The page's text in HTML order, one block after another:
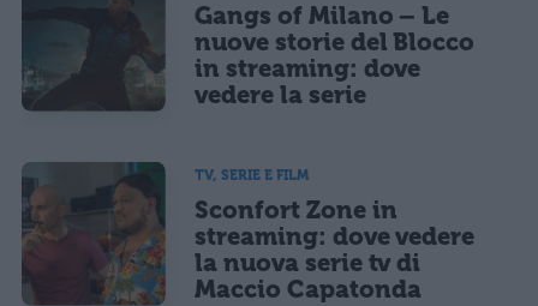
Gangs of Milano – Le
nuove storie del Blocco
in streaming: dove
vedere la serie
TV, SERIE E FILM
Sconfort Zone in
streaming: dove vedere
la nuova serie tv di
Maccio Capatonda